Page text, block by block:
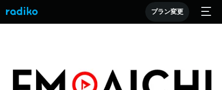
プラン変更